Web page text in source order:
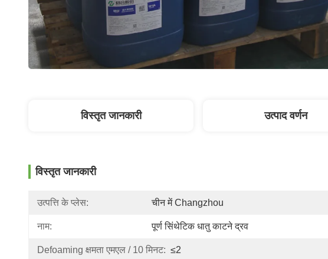
विस्तृत जानकारी उत्पाद वर्णन
विस्तृत जानकारी
उत्पत्ति के प्लेस: चीन में Changzhou
नाम: पूर्ण सिंथेटिक धातु काटने द्रव
Defoaming क्षमता एमएल / 10 मिनट: ≤2